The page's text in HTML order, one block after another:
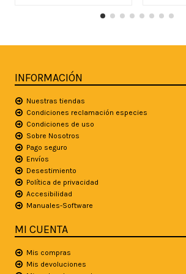
INFORMACIÓN
Nuestras tiendas
Condiciones reclamación especies
Condiciones de uso
Sobre Nosotros
Pago seguro
Envíos
Desestimiento
Política de privacidad
Accesibilidad
Manuales-Software
MI CUENTA
Mis compras
Mis devoluciones